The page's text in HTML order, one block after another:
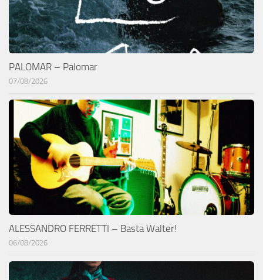
PALOMAR – Palomar
07/08/2026
ALESSANDRO FERRETTI – Basta Walter!
06/08/2026